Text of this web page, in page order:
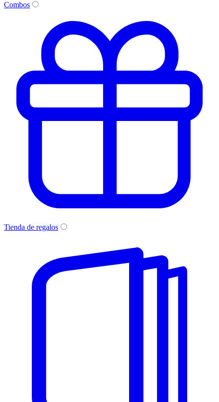
Combos
Tienda de regalos